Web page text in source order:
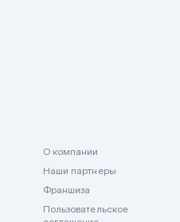
О компании
Наши партнеры
Франшиза
Пользовательское